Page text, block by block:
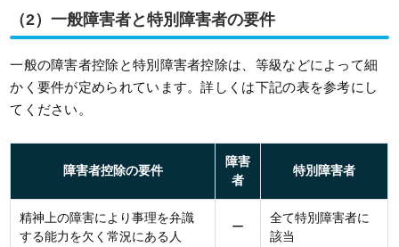
（2）一般障害者と特別障害者の要件
一般の障害者控除と特別障害者控除は、等級などによって細
かく要件が定められています。詳しくは下記の表を参考にし
てください。
障害者控除の要件
障害
者
特別障害者
精神上の障害により事理を弁識
する能力を欠く常況にある人
ー
全て特別障害者に
該当